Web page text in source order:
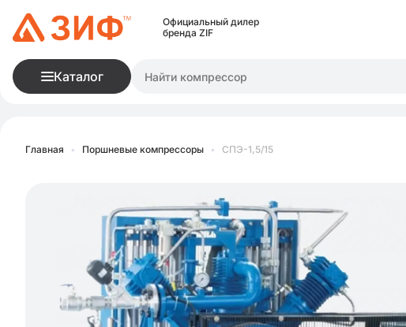
Официальный дилер
бренда ZIF
Каталог
Главная • Поршневые компрессоры • СПЭ-1,5/15